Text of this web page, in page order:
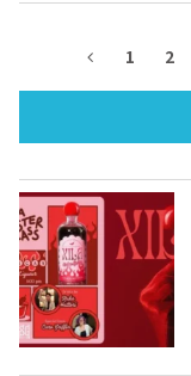
About
テキーラのつくり方
テキーラの飲み方
1 2